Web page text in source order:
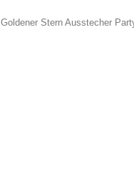
Goldener Stern Ausstecher